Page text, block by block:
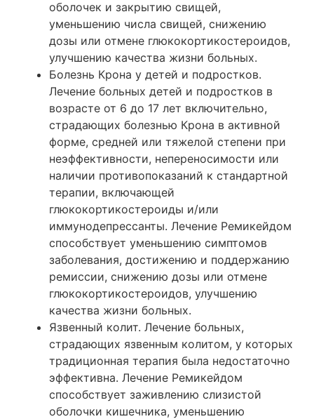
оболочек и закрытию свищей,
уменьшению числа свищей, снижению
дозы или отмене глюкокортикостероидов,
улучшению качества жизни больных.
Болезнь Крона у детей и подростков.
Лечение больных детей и подростков в
возрасте от 6 до 17 лет включительно,
страдающих болезнью Крона в активной
форме, средней или тяжелой степени при
неэффективности, непереносимости или
наличии противопоказаний к стандартной
терапии, включающей
глюкокортикостероиды и/или
иммунодепрессанты. Лечение Ремикейдом
способствует уменьшению симптомов
заболевания, достижению и поддержанию
ремиссии, снижению дозы или отмене
глюкокортикостероидов, улучшению
качества жизни больных.
Язвенный колит. Лечение больных,
страдающих язвенным колитом, у которых
традиционная терапия была недостаточно
эффективна. Лечение Ремикейдом
способствует заживлению слизистой
оболочки кишечника, уменьшению